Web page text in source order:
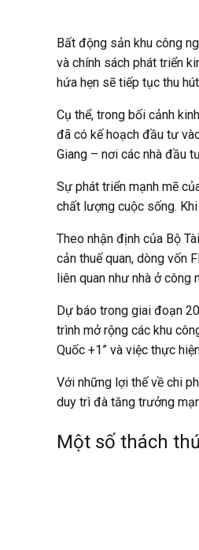
Bất động sản khu công
và chính sách phát triển
hứa hẹn sẽ tiếp tục thu
Cụ thể, trong bối cảnh
đã có kế hoạch đầu tư
Giang – nơi các nhà đầu
Sự phát triển mạnh mẽ
chất lượng cuộc sống.
Theo nhận định của Bộ
cản thuế quan, dòng vốn
liên quan như nhà ở công
Dự báo trong giai đoạn
trình mở rộng các khu
Quốc +1” và việc thực
Với những lợi thế về chi
duy trì đà tăng trưởng
Một số thách